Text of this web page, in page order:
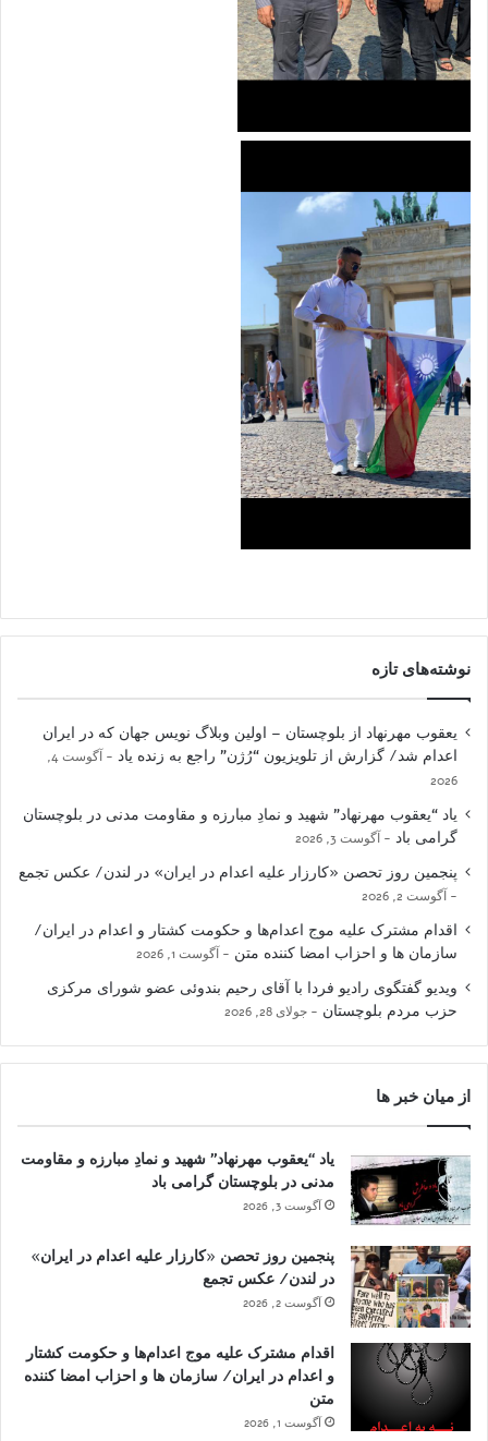
نوشته‌های تازه
یعقوب مهرنهاد از بلوچستان – اولین وبلاگ نویس جهان که در ایران
اعدام شد/ گزارش از تلویزیون “رُژن” راجع به زنده یاد
آگوست 4,
2026
یاد “یعقوب مهرنهاد” شهید و نمادِ مبارزه و مقاومت مدنی در بلوچستان
گرامی باد
آگوست 3, 2026
پنجمین روز تحصن «کارزار علیه اعدام در ایران» در لندن/ عکس تجمع
آگوست 2, 2026
اقدام مشترک علیه موج اعدام‌ها و حکومت کشتار و اعدام در ایران/
سازمان ها و احزاب امضا کننده متن
آگوست 1, 2026
ویدیو گفتگوی رادیو فردا با آقای رحیم بندوئی عضو شورای مرکزی
حزب مردم بلوچستان
جولای 28, 2026
از میان خبر ها
یاد “یعقوب مهرنهاد” شهید و نمادِ مبارزه و مقاومت
مدنی در بلوچستان گرامی باد
آگوست 3, 2026
پنجمین روز تحصن «کارزار علیه اعدام در ایران»
در لندن/ عکس تجمع
آگوست 2, 2026
اقدام مشترک علیه موج اعدام‌ها و حکومت کشتار
و اعدام در ایران/ سازمان ها و احزاب امضا کننده
متن
آگوست 1, 2026